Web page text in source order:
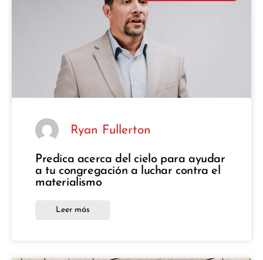
Ryan Fullerton
Predica acerca del cielo para ayudar
a tu congregación a luchar contra el
materialismo
Leer más